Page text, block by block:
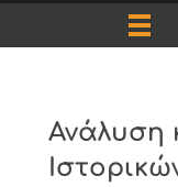
Ανάλυση